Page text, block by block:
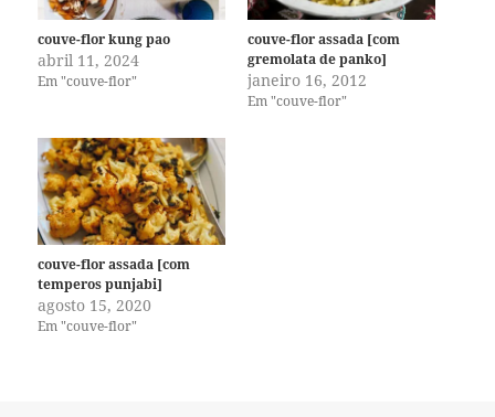
couve-flor kung pao
abril 11, 2024
Em "couve-flor"
couve-flor assada [com
gremolata de panko]
janeiro 16, 2012
Em "couve-flor"
couve-flor assada [com
temperos punjabi]
agosto 15, 2020
Em "couve-flor"